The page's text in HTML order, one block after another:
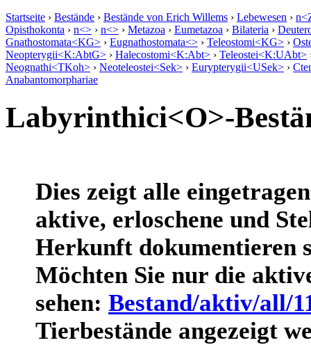
Startseite › Bestände › Bestände von Erich Willems › Lebewesen ›
Opisthokonta › n<> › n<> › Metazoa › Eumetazoa › Bilateria ›
Gnathostomata<KG> › Eugnathostomata<> › Teleostomi<KG> ›
Neopterygii<K:AbtG> › Halecostomi<K:Abt> › Teleostei<K:UAbt>
Neognathi<TKoh> › Neoteleostei<Sek> › Eurypterygii<USek> ›
Anabantomorphariae
Labyrinthici<O>-
Dies zeigt alle
aktive, erloschene und
Herkunft dokumentieren
Möchten Sie nur die
sehen: Bestand/aktiv/all/
Tierbestände angezeigt